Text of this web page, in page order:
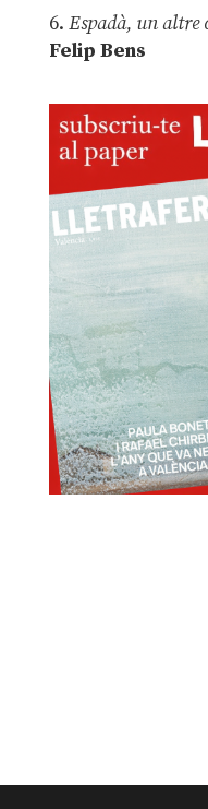
6. Espadà, un altre
Felip Bens